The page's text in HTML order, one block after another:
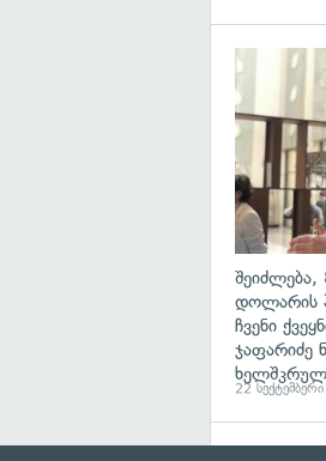
დოლარის
ჩვენი
ჯაფარიძე
22